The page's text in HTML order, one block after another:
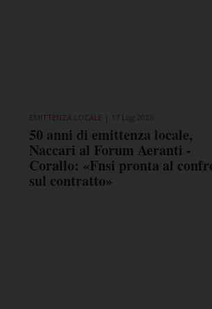
EMITTENZA LOCALE
50 anni di emittenza locale,
Naccari al Forum Aeranti -
Corallo: «Fnsi pronta al
sul contratto»